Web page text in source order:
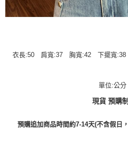
衣長:50 肩寬:37 胸寬:42 下擺寬
單位:公分
現貨 預購制
預購追加商品時間約7-14天(不含假日